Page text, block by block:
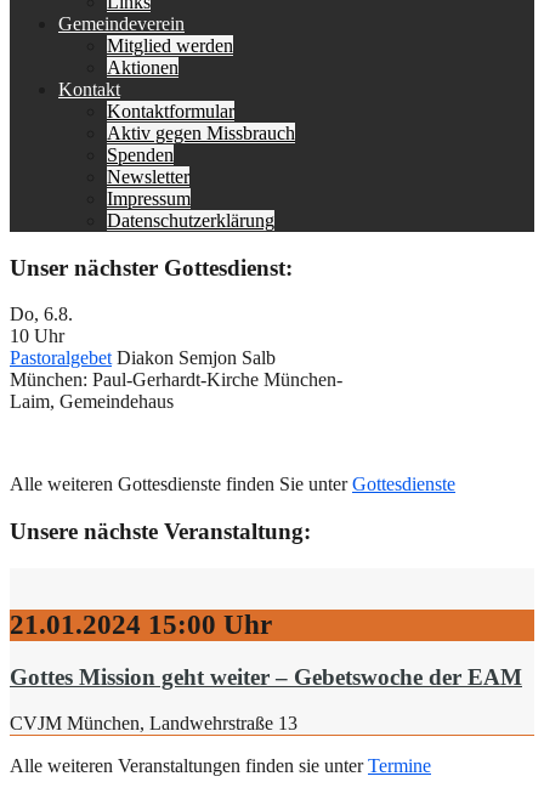
Gemeindeverein
Mitglied werden
Aktionen
Kontakt
Kontaktformular
Aktiv gegen Missbrauch
Spenden
Newsletter
Impressum
Datenschutzerklärung
Unser nächster Gottesdienst:
Do, 6.8.
10 Uhr
Pastoralgebet Diakon Semjon Salb
München: Paul-Gerhardt-Kirche München-
Laim, Gemeindehaus
Alle weiteren Gottesdienste finden Sie unterGottesdienste
Unsere nächste Veranstaltung:
21.01.2024 15:00 Uhr
Gottes Mission geht weiter – Gebetswoche der EAM
CVJM München, Landwehrstraße 13
Alle weiteren Veranstaltungen finden sie unterTermine